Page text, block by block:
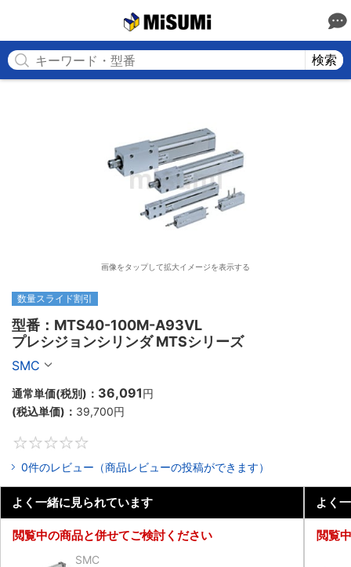
検索
画像をタップして拡大イメージを表示する
数量スライド割引
型番：MTS40-100M-A93VL
プレシジョンシリンダ MTSシリーズ
SMC
通常単価(税別)： 36,091円
(税込単価)： 39,700円
0件のレビュー（商品レビューの投稿ができます）
よく一緒に見られています
閲覧中の商品と併せてご検討ください
SMC
よく
閲覧